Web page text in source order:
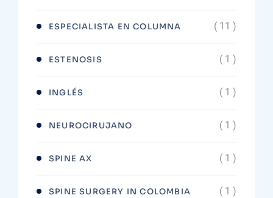
ESPECIALISTA EN COLUMNA ( 11 )
ESTENOSIS ( 1 )
INGLÉS ( 1 )
NEUROCIRUJANO ( 1 )
SPINE AX ( 1 )
SPINE SURGERY IN COLOMBIA ( 1 )